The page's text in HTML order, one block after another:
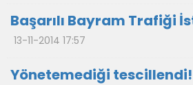
Başarılı Bayram Trafiği
13-11-2014 17:57
Yönetemediği tescillendi!